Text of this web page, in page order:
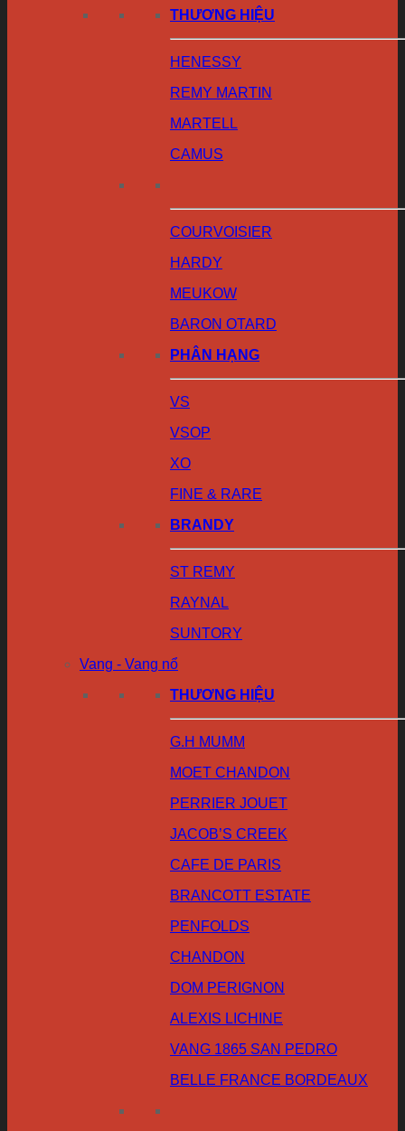
THƯƠNG HIỆU
HENESSY
REMY MARTIN
MARTELL
CAMUS
COURVOISIER
HARDY
MEUKOW
BARON OTARD
PHÂN HẠNG
VS
VSOP
XO
FINE & RARE
BRANDY
ST REMY
RAYNAL
SUNTORY
Vang - Vang nổ
THƯƠNG HIỆU
G.H MUMM
MOET CHANDON
PERRIER JOUET
JACOB’S CREEK
CAFE DE PARIS
BRANCOTT ESTATE
PENFOLDS
CHANDON
DOM PERIGNON
ALEXIS LICHINE
VANG 1865 SAN PEDRO
BELLE FRANCE BORDEAUX